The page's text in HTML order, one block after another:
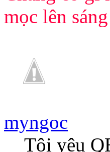
mọc lên
myngoc
Tôi yêu